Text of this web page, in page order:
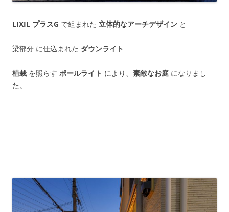
LIXIL プラスG で組まれた 立体的なアーチデザイン と
梁部分 に仕込まれた ダウンライト
植栽 を照らす ポールライト により、 素敵なお庭 になりまし
た。